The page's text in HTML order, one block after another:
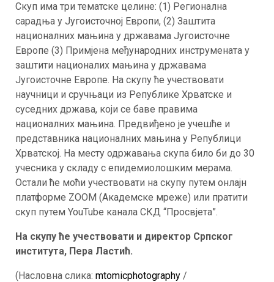
Скуп има три тематске целине: (1) Регионална
сарадња у Југоисточној Европи, (2) Заштита
националних мањина у државама Југоисточне
Европе (3) Примјена међународних инструмената у
заштити националих мањина у државама
Југоисточне Европе. На скупу ће учествовати
научници и сручњаци из Републике Хрватске и
суседних држава, који се баве правима
националних мањина. Предвиђено је учешће и
представника националних мањина у Републици
Хрватској. На месту одржавања скупа било би до 30
учесника у складу с епидемиолошким мерама.
Остали ће моћи учествовати на скупу путем онлајн
платформе ZOOM (Академске мреже) или пратити
скуп путем YouTube канала СКД “Просвјета”.
На скупу ће учествовати и директор Српског
института, Пера Ластић.
(Насловна слика: mtomicphotography /